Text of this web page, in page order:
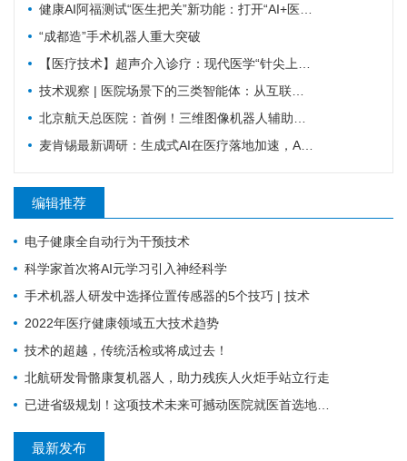
健康AI阿福测试“医生把关”新功能：打开“AI+医生”协作想象空间
“成都造”手术机器人重大突破
【医疗技术】超声介入诊疗：现代医学“针尖上的微创手术”
技术观察 | 医院场景下的三类智能体：从互联网诊疗到临床辅助再到医院管理
北京航天总医院：首例！三维图像机器人辅助腰椎压缩性骨折PKP术
麦肯锡最新调研：生成式AI在医疗落地加速，Agentic AI正成为下一风口
编辑推荐
电子健康全自动行为干预技术
科学家首次将AI元学习引入神经科学
手术机器人研发中选择位置传感器的5个技巧 | 技术
2022年医疗健康领域五大技术趋势
技术的超越，传统活检或将成过去！
北航研发骨骼康复机器人，助力残疾人火炬手站立行走
已进省级规划！这项技术未来可撼动医院就医首选地位？
最新发布